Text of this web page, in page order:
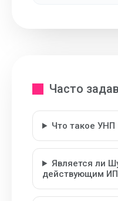
Часто
Что такое УНП
Является ли
действующим